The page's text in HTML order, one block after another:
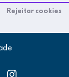
Rejeitar cookies